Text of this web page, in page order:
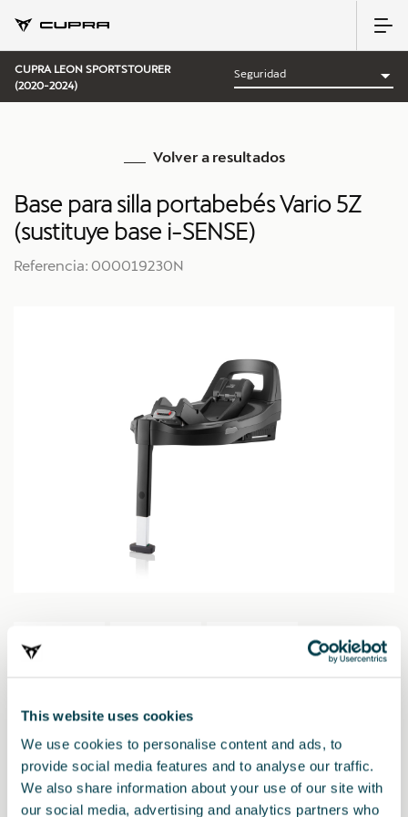
This website uses cookies
We use cookies to personalise content and ads, to
provide social media features and to analyse our traffic.
We also share information about your use of our site with
our social media, advertising and analytics partners who
CUPRA LEON SPORTSTOURER
(2020-2024)
Volver a resultados
Base para silla portabebés Vario 5Z
(sustituye base i-SENSE)
Referencia: 000019230N
Producto
Flex Base Vario 5Z compatible como sustituto de la base i-SENSE